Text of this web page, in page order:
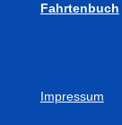
Fahrtenbuch
Impressum